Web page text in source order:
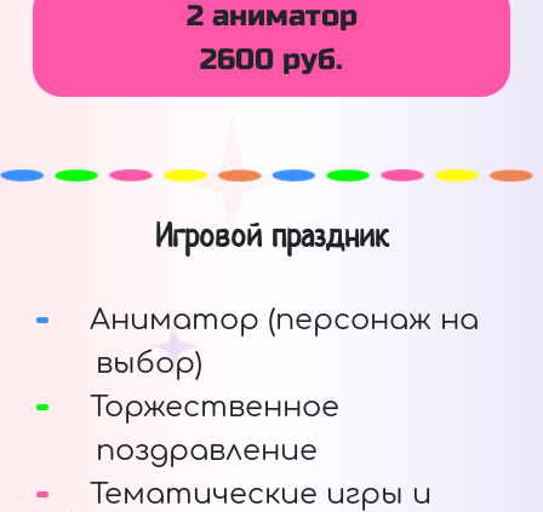
2 аниматор
2600 руб.
Игровой праздник
Аниматор (персонаж на
выбор)
Торжественное
поздравление
Тематические игры и